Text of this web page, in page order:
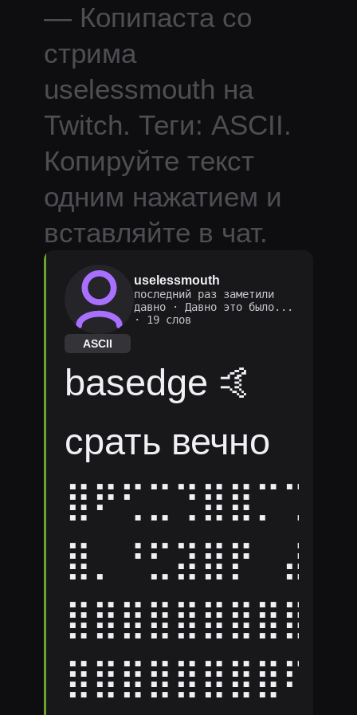
— Копипаста со
стрима
uselessmouth на
Twitch. Теги: ASCII.
Копируйте текст
одним нажатием и
вставляйте в чат.
uselessmouth
последний раз заметили
давно·
Давно это было...
· 19 слов
ASCII
basedge 🤙
срать вечно